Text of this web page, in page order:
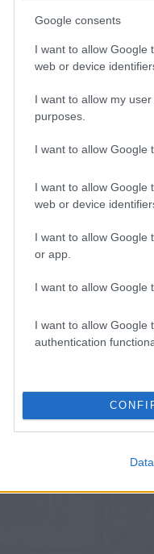
Google consents
I want to allow Google
web or device
I want to allow my
purposes.
I want to allow Google
I want to allow Google
web or device
I want to allow Google
or app.
I want to allow Google
I want to allow Google
authentication